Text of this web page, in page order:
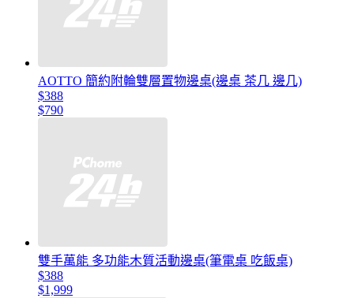
AOTTO 簡約附輪雙層置物邊桌(邊桌 茶几 邊几)
$388
$790
雙手萬能 多功能木質活動邊桌(筆電桌 吃飯桌)
$388
$1,999